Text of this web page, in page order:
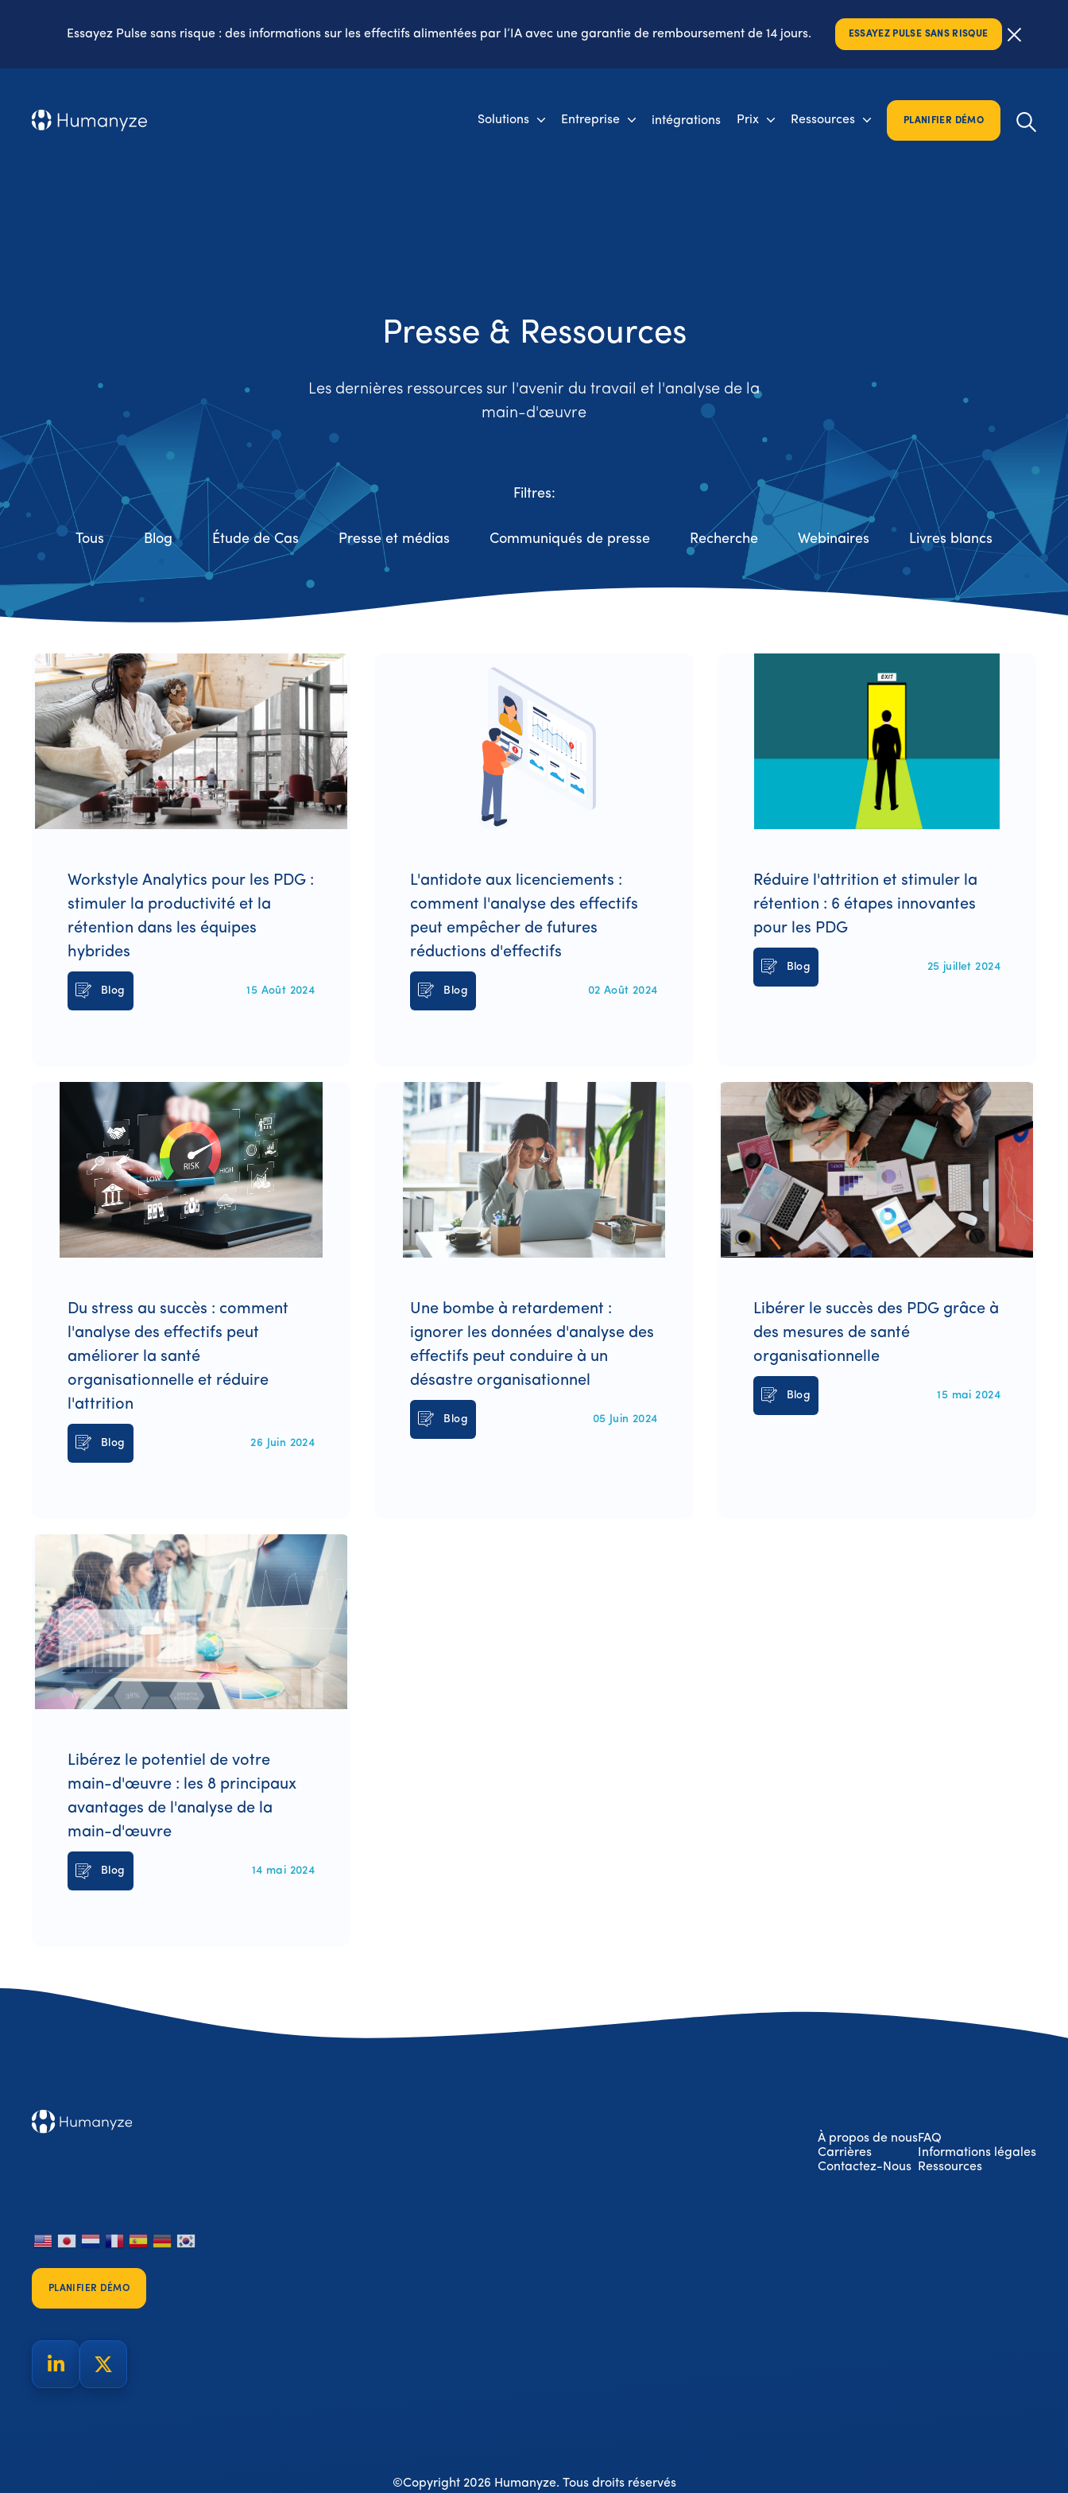
Essayez Pulse sans risque : des informations sur les effectifs alimentées par l’IA avec une garantie de remboursement de 14 jours. ESSAYEZ PULSE SANS RISQUE
Solutions Entreprise intégrations Prix Ressources PLANIFIER DÉMO
Presse & Ressources
Les dernières ressources sur l'avenir du travail et l'analyse de la
main-d'œuvre
Filtres:
Tous Blog Étude de Cas Presse et médias Communiqués de presse Recherche Webinaires Livres blancs
Workstyle Analytics pour les PDG :
stimuler la productivité et la
rétention dans les équipes
hybrides
Blog 15 Août 2024
L'antidote aux licenciements :
comment l'analyse des effectifs
peut empêcher de futures
réductions d'effectifs
Blog 02 Août 2024
Réduire l'attrition et stimuler la
rétention : 6 étapes innovantes
pour les PDG
Blog 25 juillet 2024
Du stress au succès : comment
l'analyse des effectifs peut
améliorer la santé
organisationnelle et réduire
l'attrition
Blog 26 Juin 2024
Une bombe à retardement :
ignorer les données d'analyse des
effectifs peut conduire à un
désastre organisationnel
Blog 05 Juin 2024
Libérer le succès des PDG grâce à
des mesures de santé
organisationnelle
Blog 15 mai 2024
Libérez le potentiel de votre
main-d'œuvre : les 8 principaux
avantages de l'analyse de la
main-d'œuvre
Blog 14 mai 2024
PLANIFIER DÉMO
À propos de nous
Carrières
Contactez-Nous
FAQ
Informations légales
Ressources
©Copyright 2026 Humanyze. Tous droits réservés